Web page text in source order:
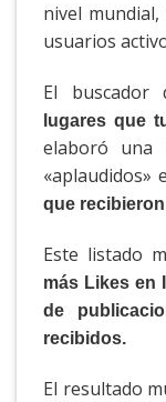
nivel
usuarios
El buscador
lugares que
elaboró una
«aplaudidos»
que
Este listado
más Likes en
de
recibidos.
El resultado